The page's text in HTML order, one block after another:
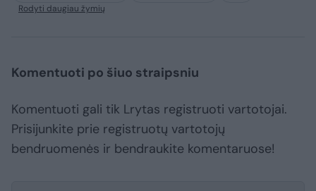
Rodyti daugiau žymių
Komentuoti po šiuo straipsniu
Komentuoti gali tik Lrytas registruoti vartotojai.
Prisijunkite prie registruotų vartotojų
bendruomenės ir bendraukite komentaruose!